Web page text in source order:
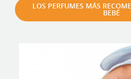
LOS PERFUMES MÁS
BEBÉ